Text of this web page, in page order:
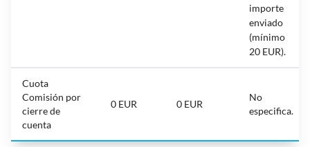
importe
enviado
(mínimo
20 EUR).
Cuota
Comisión por
cierre de
cuenta
0 EUR 0 EUR
No
especifica.